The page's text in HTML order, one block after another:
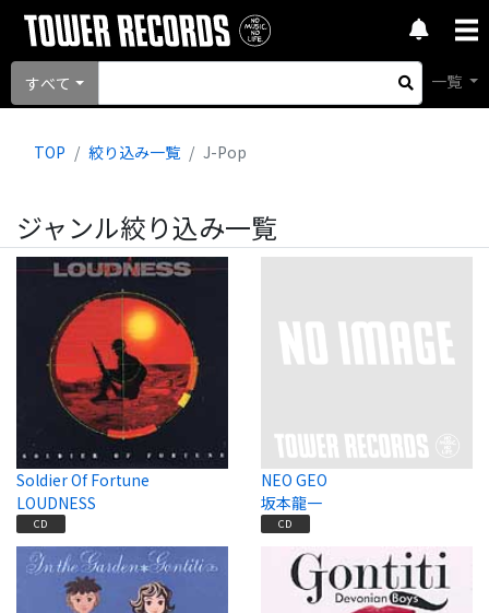
すべて 一覧
TOP 絞り込み一覧 J-Pop
ジャンル絞り込み一覧
Soldier Of Fortune
LOUDNESS
CD
NEO GEO
坂本龍一
CD